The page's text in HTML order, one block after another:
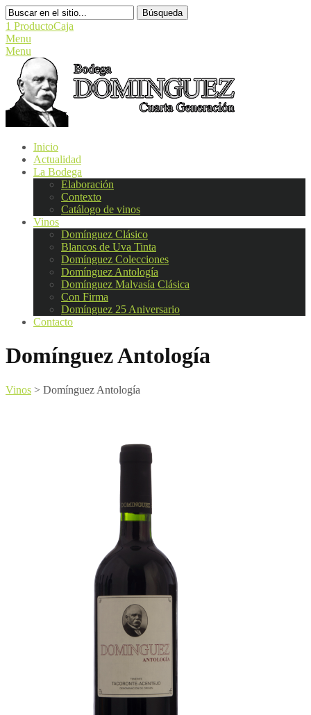
Búsqueda
1 ProductoCaja
Menu
Menu
Inicio
Actualidad
La Bodega
Elaboración
Contexto
Catálogo de vinos
Vinos
Domínguez Clásico
Blancos de Uva Tinta
Domínguez Colecciones
Domínguez Antología
Domínguez Malvasía Clásica
Con Firma
Domínguez 25 Aniversario
Contacto
Domínguez Antología
Vinos > Domínguez Antología